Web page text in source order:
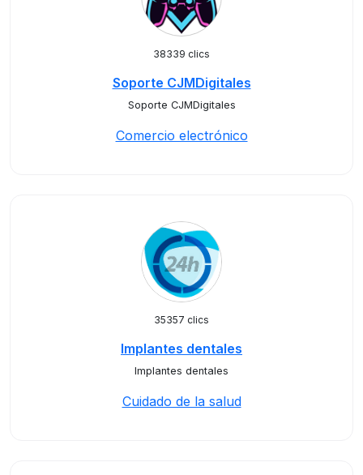
38339 clics
Soporte CJMDigitales
Soporte CJMDigitales
Comercio electrónico
35357 clics
Implantes dentales
Implantes dentales
Cuidado de la salud